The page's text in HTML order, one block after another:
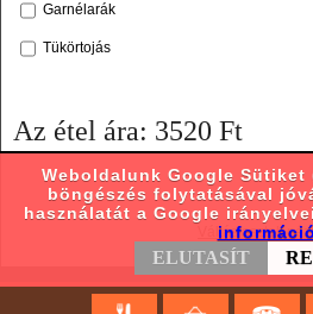
Garnélarák
Tükörtojás
Az étel ára: 3520 Ft
Váltás asztali
Weboldalunk Google Sütiket
böngészés folytatásával
használatát a Google
információ
ELUTASÍT